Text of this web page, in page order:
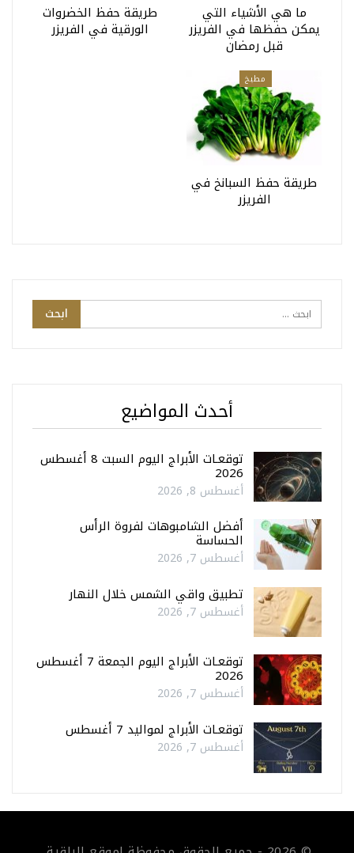
ما هي الأشياء التي
يمكن حفظها في الفريزر
قبل رمضان
طريقة حفظ الخضروات
الورقية في الفريزر
مطبخ
طريقة حفظ السبانخ في
الفريزر
أحدث المواضيع
توقعـات الأبراج اليوم السبت 8 أغسطس
2026
أغسطس 8, 2026
أفضل الشامبوهات لفروة الرأس
الحساسة
أغسطس 7, 2026
تطبيق واقي الشمس خلال النهار
أغسطس 7, 2026
توقعـات الأبراج اليوم الجمعة 7 أغسطس
2026
أغسطس 7, 2026
توقعـات الأبراج لمواليد 7 أغسطس
أغسطس 7, 2026